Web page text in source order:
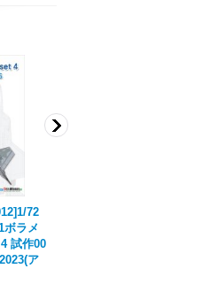
72
ボラメ
試作00
ア